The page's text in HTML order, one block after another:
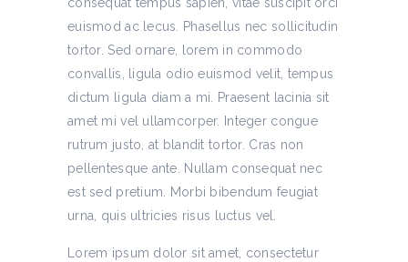
consequat tempus sapien, vitae suscipit orci
euismod ac lecus. Phasellus nec sollicitudin
tortor. Sed ornare, lorem in commodo
convallis, ligula odio euismod velit, tempus
dictum ligula diam a mi. Praesent lacinia sit
amet mi vel ullamcorper. Integer congue
rutrum justo, at blandit tortor. Cras non
pellentesque ante. Nullam consequat nec
est sed pretium. Morbi bibendum feugiat
urna, quis ultricies risus luctus vel.
Lorem ipsum dolor sit amet, consectetur